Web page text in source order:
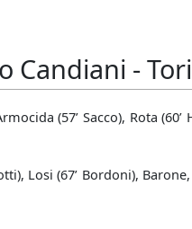
Candiani -
(57’ Sacco), Rota
Losi (67’ Bordoni),